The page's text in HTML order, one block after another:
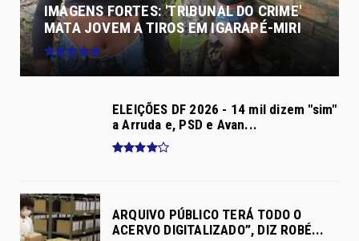
IMAGENS FORTES: 'TRIBUNAL DO CRIME'
MATA JOVEM A TIROS EM IGARAPÉ-MIRI
ELEIÇÕES DF 2026 - 14 mil dizem "sim"
a Arruda e, PSD e Avan...
ARQUIVO PÚBLICO TERÁ TODO O
ACERVO DIGITALIZADO”, DIZ ROBÉ...